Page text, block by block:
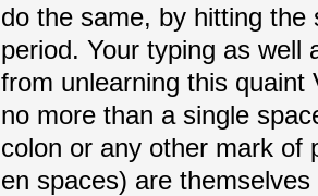
do the same, by hitting
period. Your typing as well
from unlearning this quaint
no more than a single
colon or any other mark of
en spaces) are